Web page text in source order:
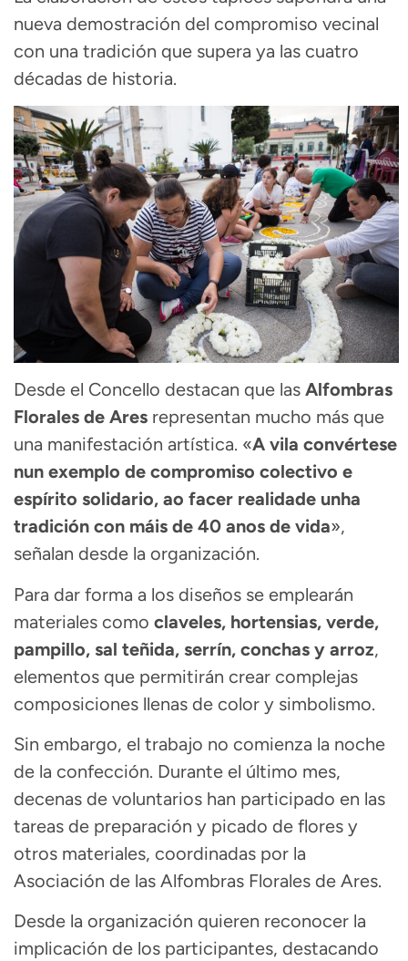
nueva demostración del compromiso vecinal
con una tradición que supera ya las cuatro
décadas de historia.
Desde el Concello destacan que las Alfombras
Florales de Ares representan mucho más que
una manifestación artística. «A vila convértese
nun exemplo de compromiso colectivo e
espírito solidario, ao facer realidade unha
tradición con máis de 40 anos de vida»,
señalan desde la organización.
Para dar forma a los diseños se emplearán
materiales como claveles, hortensias, verde,
pampillo, sal teñida, serrín, conchas y arroz,
elementos que permitirán crear complejas
composiciones llenas de color y simbolismo.
Sin embargo, el trabajo no comienza la noche
de la confección. Durante el último mes,
decenas de voluntarios han participado en las
tareas de preparación y picado de flores y
otros materiales, coordinadas por la
Asociación de las Alfombras Florales de Ares.
Desde la organización quieren reconocer la
implicación de los participantes, destacando